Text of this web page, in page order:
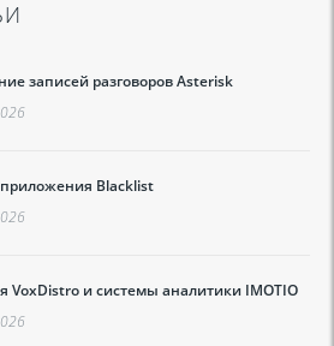
записей разговоров Asterisk
Blacklist
VoxDistro и системы аналитики IMOTIO